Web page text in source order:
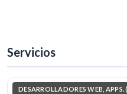
Servicios
DESARROLLADORES WEB,